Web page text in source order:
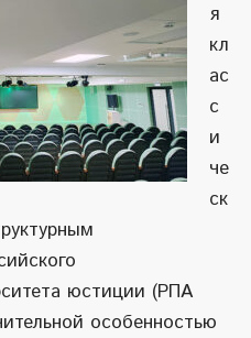
я
кл
ас
с
и
че
ск
юстиции (РПА
особенностью